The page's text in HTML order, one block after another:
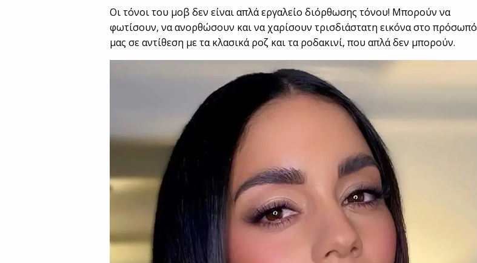
Οι τόνοι του μοβ δεν είναι απλά εργαλείο διόρθωσης τόνου! Μπορούν να
φωτίσουν, να ανορθώσουν και να χαρίσουν τρισδιάστατη εικόνα στο πρόσωπό
μας σε αντίθεση με τα κλασικά ροζ και τα ροδακινί, που απλά δεν μπορούν.